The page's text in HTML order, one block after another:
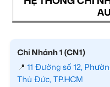
Chi Nhánh 1 (CN1)
📍 11 Đường số 12,
Thủ Đức, TP.HCM